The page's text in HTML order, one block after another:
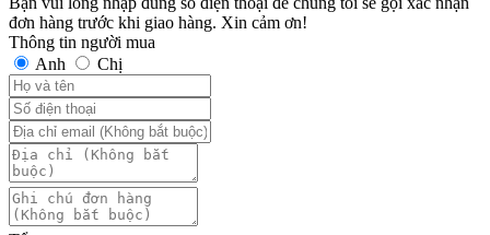
đơn hàng trước khi giao hàng. Xin cảm ơn!
Thông tin người mua
Anh
Chị